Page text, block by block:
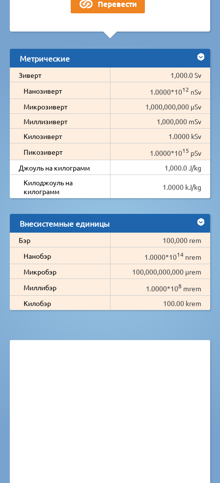
Метрические
Зиверт
1,000.0 Sv
Нанозиверт
1.0000*1012 nSv
Микрозиверт
1,000,000,000 µSv
Миллизиверт
1,000,000 mSv
Килозиверт
1.0000 kSv
Пикозиверт
1.0000*1015 pSv
Джоуль на килограмм
1,000.0 J/kg
Килоджоуль на
килограмм
1.0000 kJ/kg
Внесистемные единицы
Бэр
100,000 rem
Нанобэр
1.0000*1014 nrem
Микробэр
100,000,000,000 µrem
Миллибэр
1.0000*108 mrem
Килобэр
100.00 krem